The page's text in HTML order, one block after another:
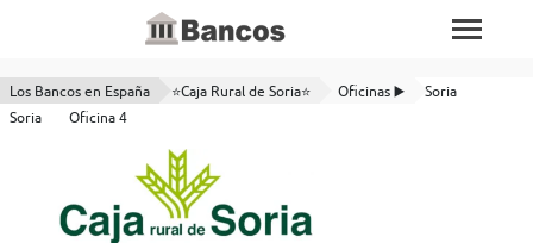
Los Bancos en España ⭐Caja Rural de Soria⭐ Oficinas ▶️
Soria
Soria
Oficina 4